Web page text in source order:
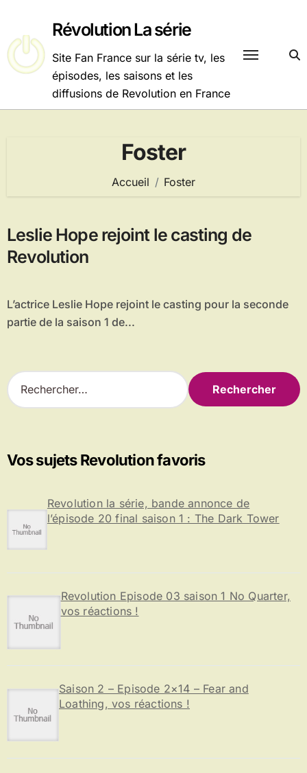
contenu
Révolution La série
Site Fan France sur la série tv, les
épisodes, les saisons et les
diffusions de Revolution en France
Foster
Accueil Foster
Leslie Hope rejoint le casting de
Revolution
L’actrice Leslie Hope rejoint le casting pour la seconde
partie de la saison 1 de...
R
e
r
c
r
Vos sujets Revolution favoris
Revolution la série, bande annonce de
l’épisode 20 final saison 1 : The Dark Tower
Revolution Episode 03 saison 1 No Quarter,
vos réactions !
Saison 2 – Episode 2×14 – Fear and
Loathing, vos réactions !